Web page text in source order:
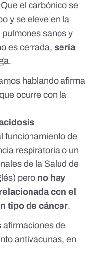
el carbónico se
y se eleve en la
sanos y
es cerrada, sería
hablando afirma
ocurre con la
funcionamiento de
respiratoria o un
de la Salud de
pero no hay
con el
tipo de cáncer.
afirmaciones de
antivacunas, en